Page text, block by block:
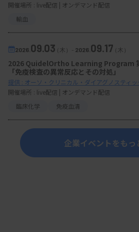
開催場所 : live配信 | オンデマンド配信
輸血
2026. 09.03（木） - 2026. 09.17（木）
2026 QuidelOrtho Learning Program
「免疫検査の異常反応とその対処」
提供 : オーソ・クリニカル・ダイアグノスティ
開催場所 : live配信 | オンデマンド配信
臨床化学
免疫血清
企業イベントをもっ